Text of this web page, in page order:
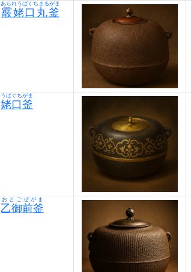
霰姥口丸釜
あられうばくちまるがま
姥口釜
うばぐちがま
乙御前釜
おとごぜがま